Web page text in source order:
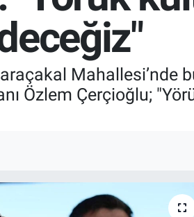
Özlem Çerçioğlu;